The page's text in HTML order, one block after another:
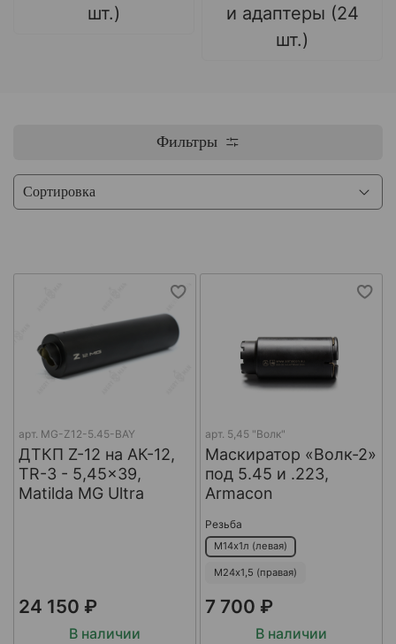
шт.)
и адаптеры (24
шт.)
Фильтры
арт. MG-Z12-5.45-BAY
ДТКП Z-12 на АК-12,
TR-3 - 5,45x39,
Matilda MG Ultra
24 150 ₽
В наличии
арт. 5,45 "Волк"
Маскиратор «Волк-2»
под 5.45 и .223,
Armacon
Резьба
М14х1л (левая)
М24х1,5 (правая)
7 700 ₽
В наличии